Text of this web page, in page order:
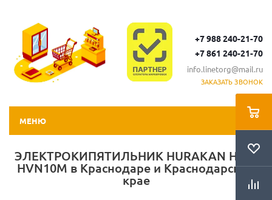
+7 988 240-21-70
+7 861 240-21-70
info.linetorg@mail.ru
ЗАКАЗАТЬ ЗВОНОК
МЕНЮ
ЭЛЕКТРОКИПЯТИЛЬНИК HURAKAN HKN-
HVN10M в Краснодаре и Краснодарском
крае